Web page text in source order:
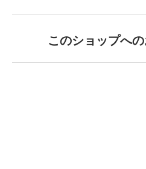
このショップへ